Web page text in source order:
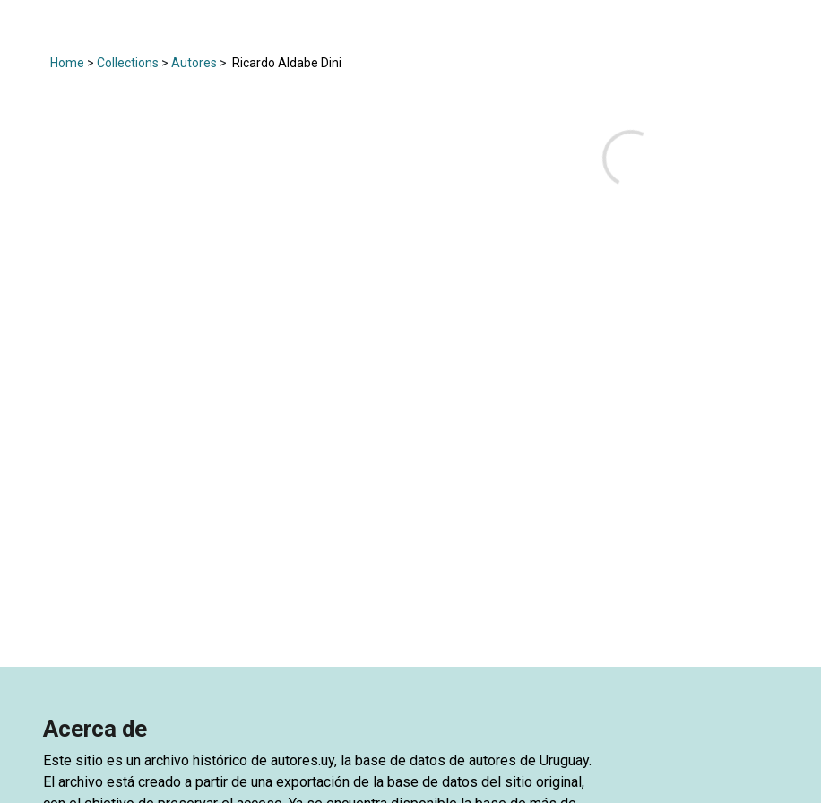
Home > Collections > Autores > Ricardo Aldabe Dini
Acerca de
Este sitio es un archivo histórico de autores.uy, la base de datos de autores de Uruguay.
El archivo está creado a partir de una exportación de la base de datos del sitio original,